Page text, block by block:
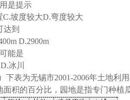
是提示
坡度较大D.弯度较大
达到
D.2900m
能是
冰川
）下表为无锡市2001-2006年土地
积的百分比，园地是指专门种植